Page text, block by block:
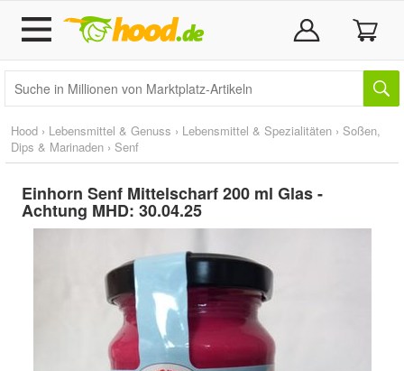
Hood › Lebensmittel & Genuss › Lebensmittel & Spezialitäten › Soßen,
Dips & Marinaden › Senf
Einhorn Senf Mittelscharf 200 ml Glas -
Achtung MHD: 30.04.25